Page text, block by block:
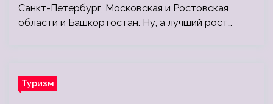
Санкт-Петербург, Московская и Ростовская
области и Башкортостан. Ну, а лучший рост…
Туризм